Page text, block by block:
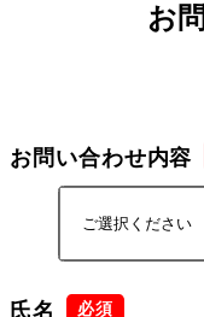
お
お問い合わせ内容
氏名